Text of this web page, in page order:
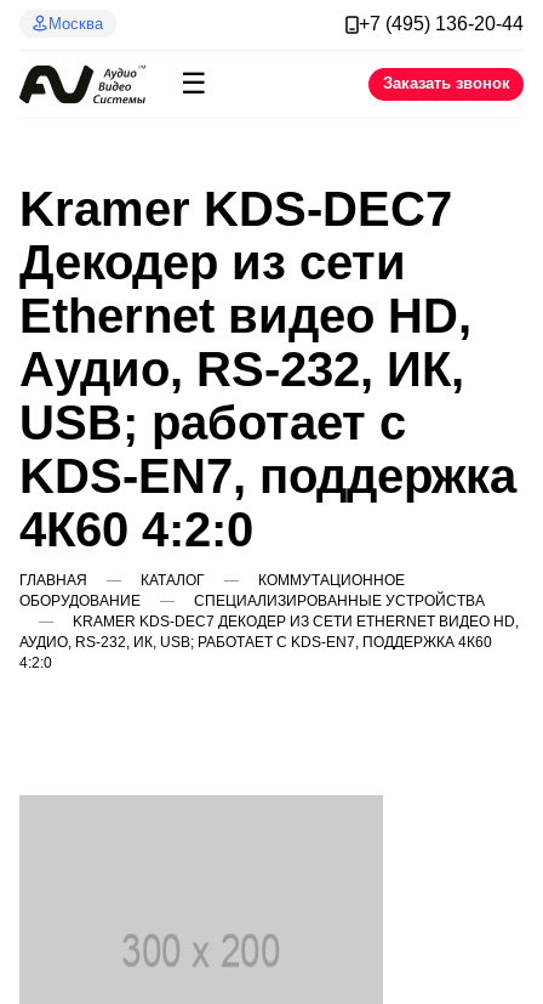
Москва +7 (495) 136-20-44
☰ Заказать звонок
Kramer KDS-DEC7
Декодер из сети
Ethernet видео HD,
Аудио, RS-232, ИК,
USB; работает с
KDS-EN7, поддержка
4К60 4:2:0
ГЛАВНАЯ КАТАЛОГ
КОММУТАЦИОННОЕ
ОБОРУДОВАНИЕ
СПЕЦИАЛИЗИРОВАННЫЕ УСТРОЙСТВА
KRAMER KDS-DEC7 ДЕКОДЕР ИЗ СЕТИ ETHERNET ВИДЕО HD,
АУДИО, RS-232, ИК, USB; РАБОТАЕТ С KDS-EN7, ПОДДЕРЖКА 4К60
4:2:0